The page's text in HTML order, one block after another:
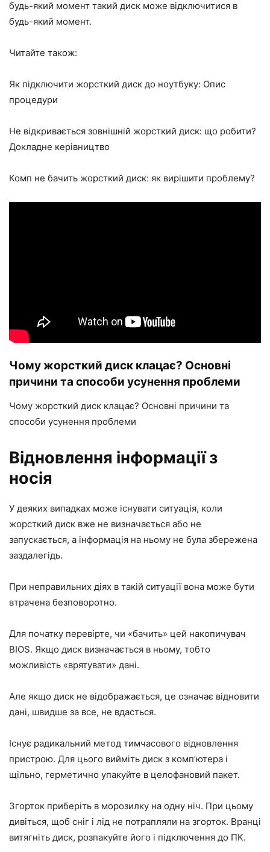
будь-який момент такий диск може відключитися в
будь-який момент.
Читайте також:
Як підключити жорсткий диск до ноутбуку: Опис
процедури
Не відкривається зовнішній жорсткий диск: що робити?
Докладне керівництво
Комп не бачить жорсткий диск: як вирішити проблему?
Чому жорсткий диск клацає? Основні
причини та способи усунення проблеми
Чому жорсткий диск клацає? Основні причини та
способи усунення проблеми
Відновлення інформації з
носія
У деяких випадках може існувати ситуація, коли
жорсткий диск вже не визначається або не
запускається, а інформація на ньому не була збережена
заздалегідь.
При неправильних діях в такій ситуації вона може бути
втрачена безповоротно.
Для початку перевірте, чи «бачить» цей накопичувач
BIOS. Якщо диск визначається в ньому, тобто
можливість «врятувати» дані.
Але якщо диск не відображається, це означає відновити
дані, швидше за все, не вдасться.
Існує радикальний метод тимчасового відновлення
пристрою. Для цього вийміть диск з комп’ютера і
щільно, герметично упакуйте в целофановий пакет.
Згорток приберіть в морозилку на одну ніч. При цьому
дивіться, щоб сніг і лід не потрапляли на згорток. Вранці
витягніть диск, розпакуйте його і підключення до ПК.